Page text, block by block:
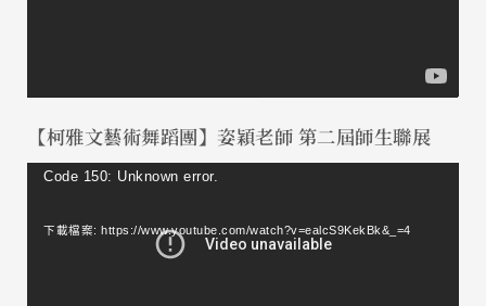
【柯雅文藝術舞蹈團】姿穎老師 第二屆師生聯展
視Code 150: Unknown error.
下載檔案: https://www.youtube.com/watch?v=ealcS9KekBk&_=4